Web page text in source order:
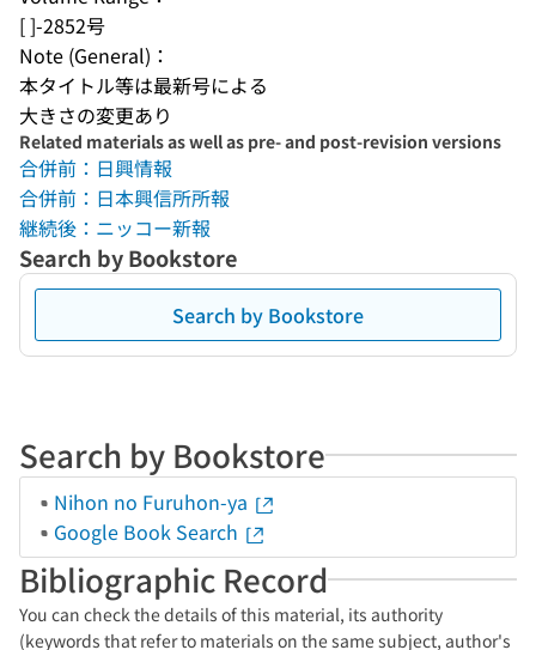
[ ]-2852号
Note (General)：
本タイトル等は最新号による
大きさの変更あり
Related materials as well as pre- and post-revision versions
合併前：日興情報
合併前：日本興信所所報
継続後：ニッコー新報
Search by Bookstore
Search by Bookstore
Search by Bookstore
Nihon no Furuhon-ya
Google Book Search
Bibliographic Record
You can check the details of this material, its authority
(keywords that refer to materials on the same subject, author's